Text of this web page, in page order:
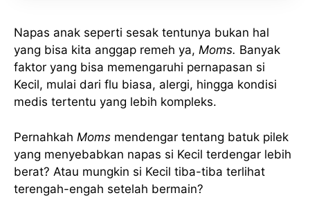
Napas anak seperti sesak tentunya bukan hal
yang bisa kita anggap remeh ya, Moms. Banyak
faktor yang bisa memengaruhi pernapasan si
Kecil, mulai dari flu biasa, alergi, hingga kondisi
medis tertentu yang lebih kompleks.
Pernahkah Moms mendengar tentang batuk pilek
yang menyebabkan napas si Kecil terdengar lebih
berat? Atau mungkin si Kecil tiba-tiba terlihat
terengah-engah setelah bermain?